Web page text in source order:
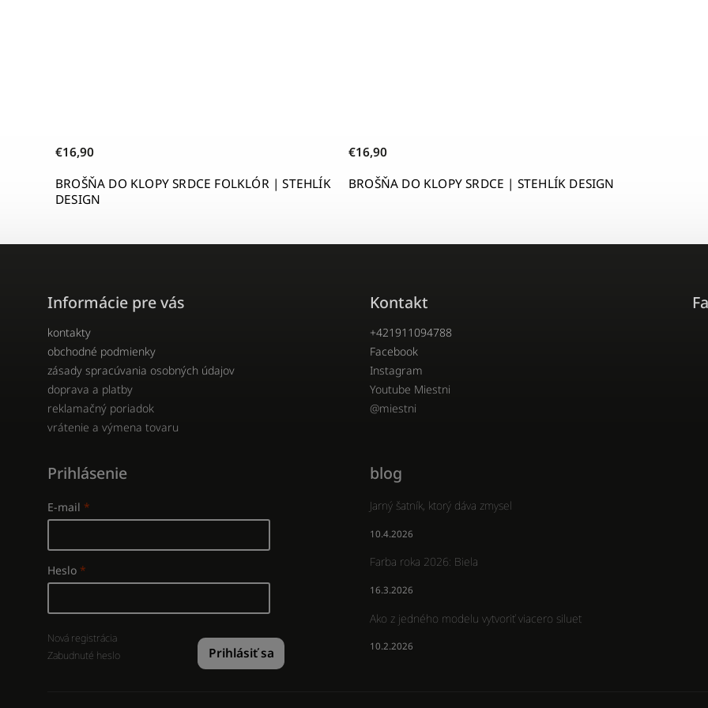
BROŠŇA DO KLOPY SRDCE FOLKLÓR | STEHLÍK
DESIGN
€16,90
BROŠŇA DO KLOPY SRDCE | STEHLÍK DESIGN
€16,90
Informácie pre vás
kontakty
obchodné podmienky
zásady spracúvania osobných údajov
doprava a platby
reklamačný poriadok
vrátenie a výmena tovaru
Kontakt
+421911094788
Facebook
Instagram
Youtube Miestni
@miestni
Prihlásenie
E-mail
Heslo
Prihlásiť sa
Nová registrácia
Zabudnuté heslo
blog
Jarný šatník, ktorý dáva zmysel
10.4.2026
Farba roka 2026: Biela
16.3.2026
Ako z jedného modelu vytvoriť viacero siluet
10.2.2026